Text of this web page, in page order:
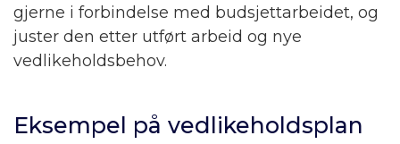
gjerne i forbindelse med budsjettarbeidet, og
juster den etter utført arbeid og nye
vedlikeholdsbehov.
Eksempel på vedlikeholdsplan